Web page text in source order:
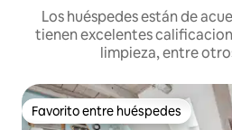
Los huéspedes están de
tienen excelentes
limpieza, entre
Favorito entre huéspedes
Favorito entre huéspedes